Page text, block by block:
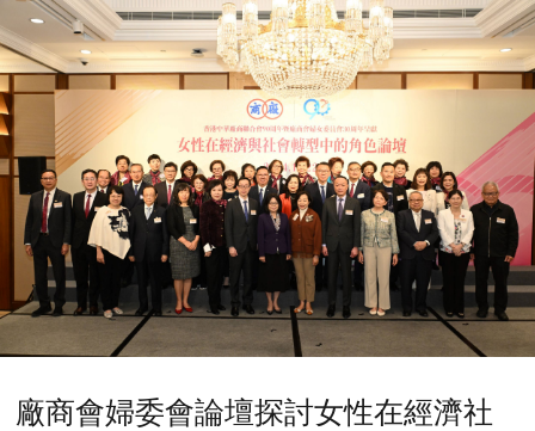
廠商會婦委會論壇探討女性在經濟社